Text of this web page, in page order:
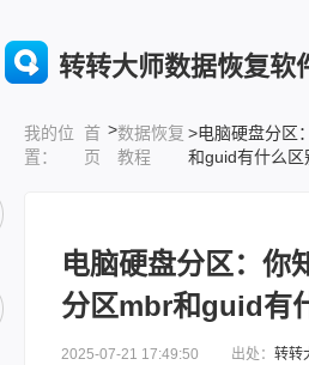
转转大师数据恢复软
我的位
置：
首
页
>数据恢复
教程
>电脑硬盘分区
和guid有什么区
电脑硬盘分区：你
分区mbr和guid有
2025-07-21 17:49:50 出处： 转转